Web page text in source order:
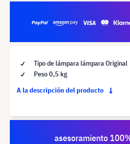
Tipo de lámpara lámpara Original
Peso 0,5 kg
A la descripción del producto
asesoramiento